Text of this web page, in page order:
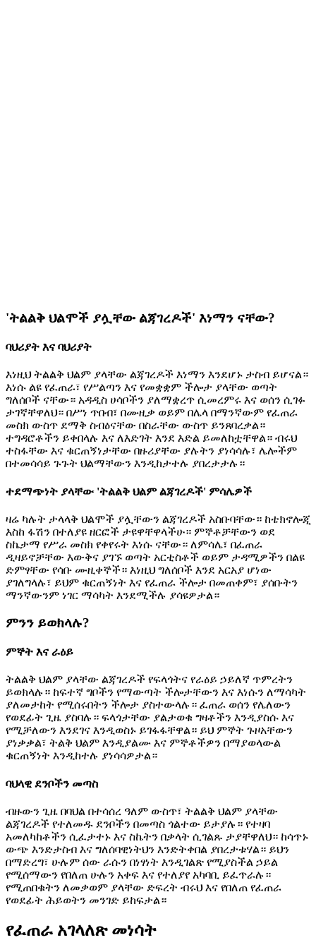
'ትልልቅ ህልሞች ያሏቸው ልጃገረዶች' እነማን ናቸው?
ባህሪያት እና ባህሪያት
እነዚህ ትልልቅ ህልም ያላቸው ልጃገረዶች እነማን እንደሆኑ ታስብ ይሆናል።
እነሱ ልዩ የፈጠራ፣ የሥልጣን እና የመቋቋም ችሎታ ያላቸው ወጣት
ግለሰቦች ናቸው። አዳዲስ ሀሳቦችን ያለማቋረጥ ሲመረምሩ እና ወሰን ሲገፉ
ታገኛቸዋለህ። በሥነ ጥበብ፣ በሙዚቃ ወይም በሌላ በማንኛውም የፈጠራ
መስክ ውስጥ ደማቅ ስብዕናቸው በስራቸው ውስጥ ይንጸባረቃል።
ተግዳሮቶችን ይቀበላሉ እና ለእድገት እንደ እድል ይመለከቷቸዋል። ብሩህ
ተስፋቸው እና ቁርጠኝነታቸው በዙሪያቸው ያሉትን ያነሳሳሉ፣ ሌሎችም
በተመሳሳይ ጉጉት ህልማቸውን እንዲከታተሉ ያበረታታሉ።
ተደማጭነት ያላቸው 'ትልልቅ ህልም ልጃገረዶች' ምሳሌዎች
ዛሬ ካሉት ታላላቅ ህልሞች ያሏቸውን ልጃገረዶች አስቡባቸው። ከቴክኖሎጂ
እስከ ፋሽን በተለያዩ ዘርፎች ታዩዋቸዋላችሁ። ምኞቶቻቸውን ወደ
ስኬታማ የሥራ መስክ የቀየሩት እነሱ ናቸው። ለምሳሌ፣ በፈጠራ
ዲዛይኖቻቸው እውቅና ያገኙ ወጣት አርቲስቶች ወይም ታዳሚዎችን በልዩ
ድምፃቸው የሳቡ ሙዚቀኞች። እነዚህ ግለሰቦች እንደ አርአያ ሆነው
ያገለግላሉ፣ ይህም ቁርጠኝነት እና የፈጠራ ችሎታ በመጠቀም፣ ያሰቡትን
ማንኛውንም ነገር ማሳካት እንደሚችሉ ያሳዩዎታል።
ምንን ይወክላሉ?
ምኞት እና ራዕይ
ትልልቅ ህልም ያላቸው ልጃገረዶች የፍላጎትና የራዕይ ኃይለኛ ጥምረትን
ይወክላሉ። ከፍተኛ ግቦችን የማውጣት ችሎታቸውን እና እነሱን ለማሳካት
ያለመታከት የሚሰሩበትን ችሎታ ያስተውላሉ። ፈጠራ ወሰን የሌለውን
የወደፊት ጊዜ ያስባሉ። ፍላጎታቸው ያልታወቁ ግዛቶችን እንዲያስሱ እና
የሚቻለውን እንደገና እንዲወስኑ ይገፋፋቸዋል። ይህ ምኞት ጉዞአቸውን
ያነቃቃል፣ ትልቅ ህልም እንዲያልሙ እና ምኞቶችዎን በማያወላውል
ቁርጠኝነት እንዲከተሉ ያነሳሳዎታል።
ባህላዊ ደንቦችን መጣስ
ብዙውን ጊዜ በባህል በተሳሰረ ዓለም ውስጥ፣ ትልልቅ ህልም ያላቸው
ልጃገረዶች የተለመዱ ደንቦችን በመጣስ ጎልተው ይታያሉ። የተዛባ
አመለካከቶችን ሲፈታተኑ እና ስኬትን በቃላት ሲገልጹ ታያቸዋለህ። ከሳጥኑ
ውጭ እንድታስብ እና ግለሰባዊነትህን እንድትቀበል ያበረታቱሃል። ይህን
በማድረግ፣ ሁሉም ሰው ራሱን በነፃነት እንዲገልጽ የሚያስችል ኃይል
የሚሰማውን የበለጠ ሁሉን አቀፍ እና የተለያየ አካባቢ ይፈጥራሉ።
የሚጠበቁትን ለመቃወም ያላቸው ድፍረት ብሩህ እና የበለጠ የፈጠራ
የወደፊት ሕይወትን መንገድ ይከፍታል።
የፈጠራ አገላለጽ መነሳት